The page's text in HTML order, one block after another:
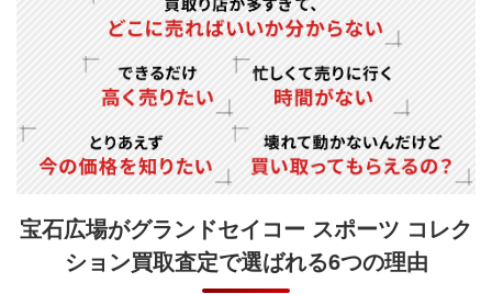
宝石広場がグランドセイコー スポーツ コレク
ション買取査定で選ばれる6つの理由